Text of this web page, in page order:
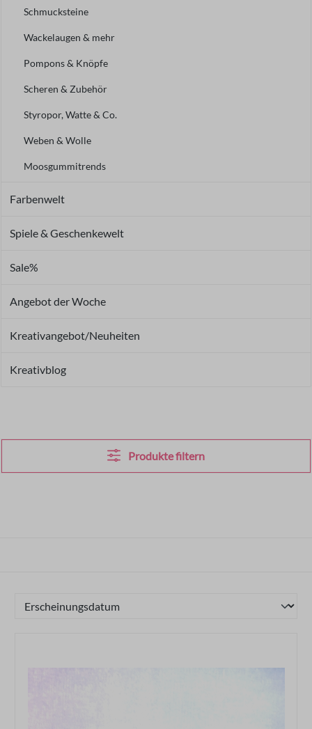
Schmucksteine
Wackelaugen & mehr
Pompons & Knöpfe
Scheren & Zubehör
Styropor, Watte & Co.
Weben & Wolle
Moosgummitrends
Farbenwelt
Spiele & Geschenkewelt
Sale%
Angebot der Woche
Kreativangebot/Neuheiten
Kreativblog
Produkte filtern